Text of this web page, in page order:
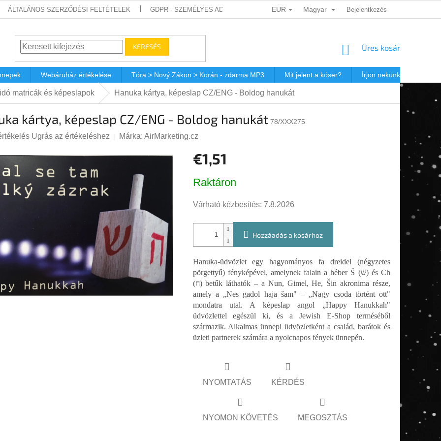
ÁLTALÁNOS SZERZŐDÉSI FELTÉTELEK GDPR - SZEMÉLYES ADATOK VÉDELME DÁRKOVÉ KUPONY POSTAKÖLTSÉG
EUR Magyar Bejelentkezés
KERESÉS KOSÁR
Üres kosár
Webáruház értékelése Tóra > Nový Zákon > Korán - zdarma MP3 Mit jelent a kóser? Írjon nekünk
matricák és képeslapok Hanuka kártya, képeslap CZ/ENG - Boldog hanukát
kártya, képeslap CZ/ENG - Boldog hanukát 78/XXX275
Ugrás az értékeléshez Márka: AirMarketing.cz
€1,51
Raktáron
Várható kézbesítés: 7.8.2026
Hozzáadás a kosárhoz
Hanuka-üdvözlet egy hagyományos fa dreidel (négyzetes
pörgettyű) fényképével, amelynek falain a héber Š (שׁ) és Ch
(ח) betűk láthatók – a Nun, Gimel, He, Šin akronima része,
amely a „Nes gadol haja šam" – „Nagy csoda történt ott"
mondatra utal. A képeslap angol „Happy Hanukkah"
üdvözlettel egészül ki, és a Jewish E-Shop terméséből
származik. Alkalmas ünnepi üdvözletként a család, barátok és
üzleti partnerek számára a nyolcnapos fények ünnepén.
NYOMTATÁS KÉRDÉS
NYOMON KÖVETÉS MEGOSZTÁS